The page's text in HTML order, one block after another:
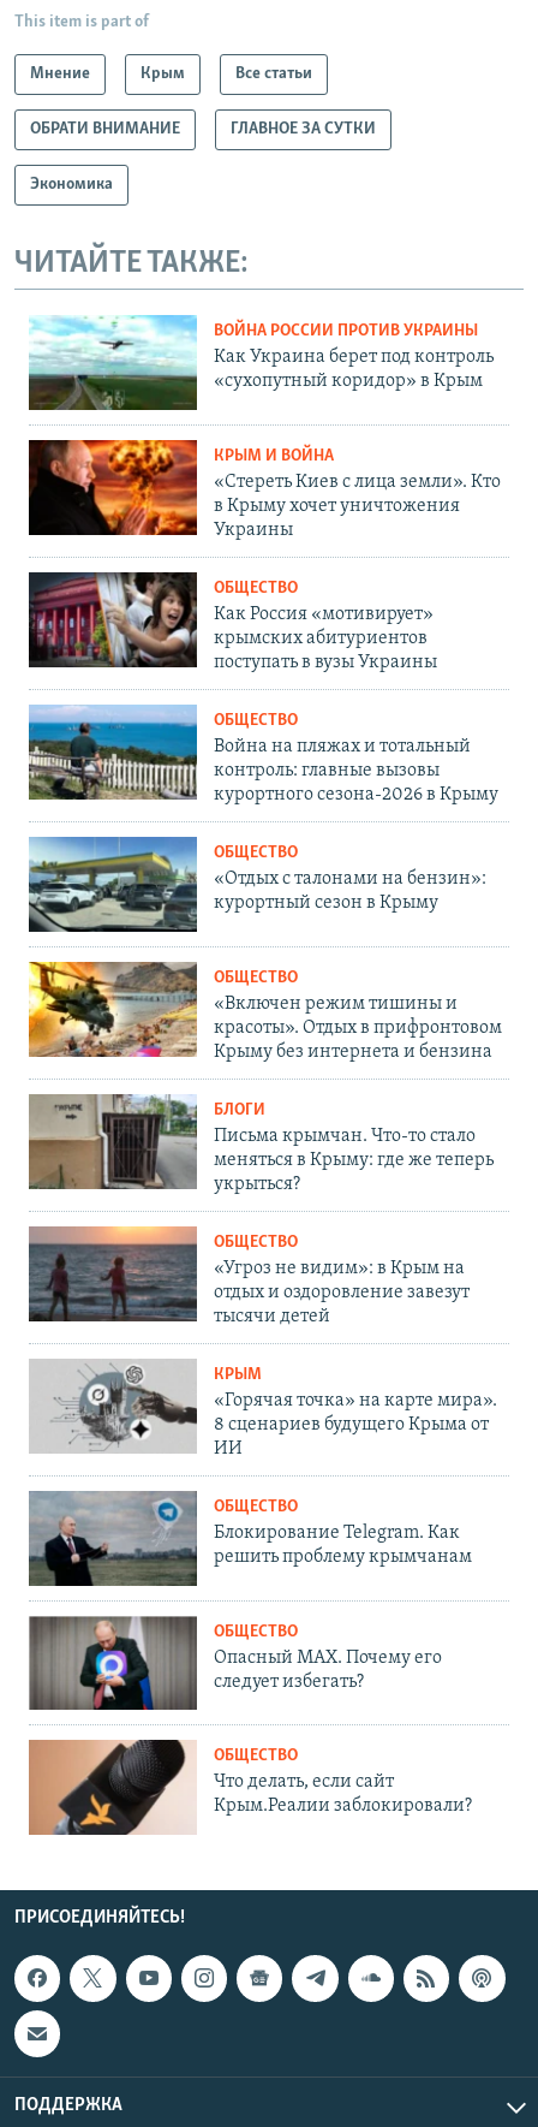
This item is part of
Мнение Крым Все статьи
ОБРАТИ ВНИМАНИЕ ГЛАВНОЕ ЗА СУТКИ
Экономика
ЧИТАЙТЕ ТАКЖЕ:
ВОЙНА РОССИИ ПРОТИВ УКРАИНЫ
Как Украина берет под контроль
«сухопутный коридор» в Крым
КРЫМ И ВОЙНА
«Стереть Киев с лица земли». Кто
в Крыму хочет уничтожения
Украины
ОБЩЕСТВО
Как Россия «мотивирует»
крымских абитуриентов
поступать в вузы Украины
ОБЩЕСТВО
Война на пляжах и тотальный
контроль: главные вызовы
курортного сезона-2026 в Крыму
ОБЩЕСТВО
«Отдых с талонами на бензин»:
курортный сезон в Крыму
ОБЩЕСТВО
«Включен режим тишины и
красоты». Отдых в прифронтовом
Крыму без интернета и бензина
БЛОГИ
Письма крымчан. Что-то стало
меняться в Крыму: где же теперь
укрыться?
ОБЩЕСТВО
«Угроз не видим»: в Крым на
отдых и оздоровление завезут
тысячи детей
КРЫМ
«Горячая точка» на карте мира».
8 сценариев будущего Крыма от
ИИ
ОБЩЕСТВО
Блокирование Telegram. Как
решить проблему крымчанам
ОБЩЕСТВО
Опасный MAX. Почему его
следует избегать?
ОБЩЕСТВО
Что делать, если сайт
Крым.Реалии заблокировали?
ПРИСОЕДИНЯЙТЕСЬ!
ПОДДЕРЖКА